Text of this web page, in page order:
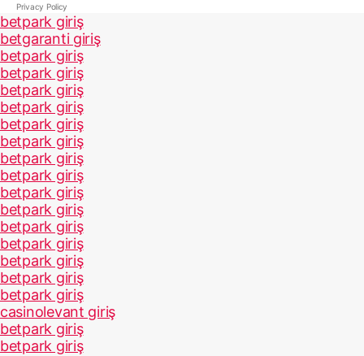
Privacy Policy
betpark giriş
betgaranti giriş
betpark giriş
betpark giriş
betpark giriş
betpark giriş
betpark giriş
betpark giriş
betpark giriş
betpark giriş
betpark giriş
betpark giriş
betpark giriş
betpark giriş
betpark giriş
betpark giriş
betpark giriş
casinolevant giriş
betpark giriş
betpark giriş